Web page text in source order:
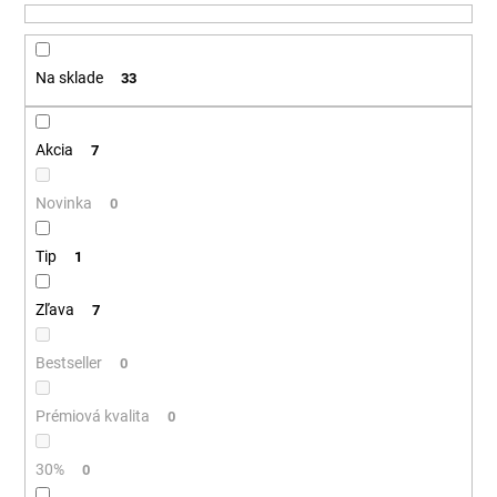
u
k
Na sklade 33
Akcia 7
Novinka 0
Tip 1
Zľava 7
Bestseller 0
Prémiová kvalita 0
30% 0
á
ť
O